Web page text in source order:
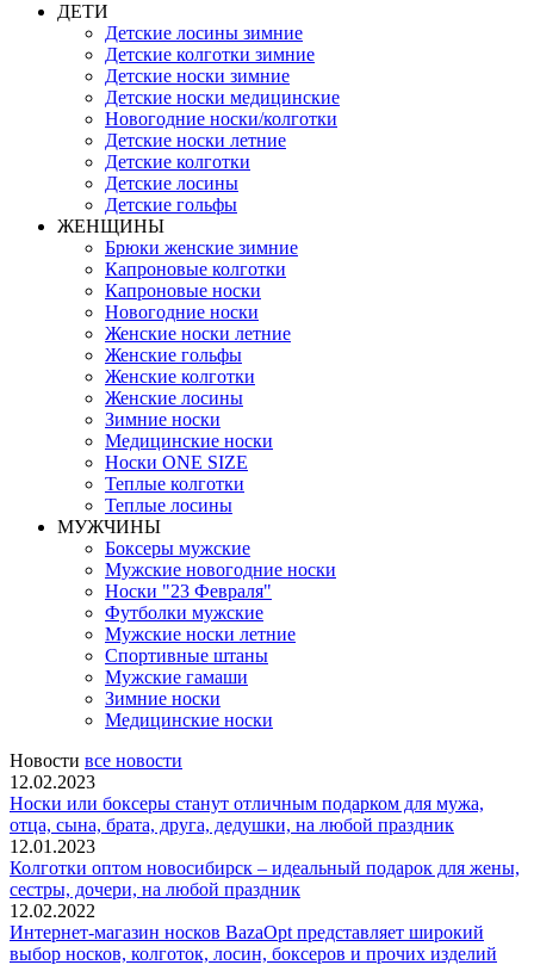
ДЕТИ
Детские лосины зимние
Детские колготки зимние
Детские носки зимние
Детские носки медицинские
Новогодние носки/колготки
Детские носки летние
Детские колготки
Детские лосины
Детские гольфы
ЖЕНЩИНЫ
Брюки женские зимние
Капроновые колготки
Капроновые носки
Новогодние носки
Женские носки летние
Женские гольфы
Женские колготки
Женские лосины
Зимние носки
Медицинские носки
Носки ONE SIZE
Теплые колготки
Теплые лосины
МУЖЧИНЫ
Боксеры мужские
Мужские новогодние носки
Носки "23 Февраля"
Футболки мужские
Мужские носки летние
Спортивные штаны
Мужские гамаши
Зимние носки
Медицинские носки
Новости все новости
12.02.2023
Носки или боксеры станут отличным подарком для мужа,
отца, сына, брата, друга, дедушки, на любой праздник
12.01.2023
Колготки оптом новосибирск – идеальный подарок для жены,
сестры, дочери, на любой праздник
12.02.2022
Интернет-магазин носков BazaOpt представляет широкий
выбор носков, колготок, лосин, боксеров и прочих изделий